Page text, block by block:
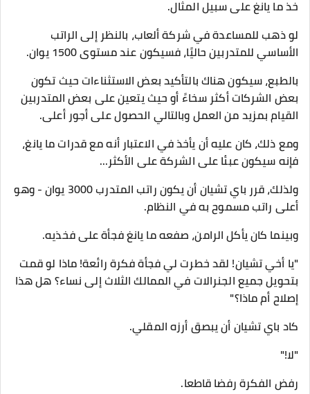
خذ ما يانغ على سبيل المثال.
لو ذهب للمساعدة في شركة ألعاب، بالنظر إلى الراتب
الأساسي للمتدربين حاليًا، فسيكون عند مستوى 1500 يوان.
بالطبع، سيكون هناك بالتأكيد بعض الاستثناءات حيث تكون
بعض الشركات أكثر سخاءً أو حيث يتعين على بعض المتدربين
القيام بمزيد من العمل وبالتالي الحصول على أجور أعلى.
ومع ذلك، كان عليه أن يأخذ في الاعتبار أنه مع قدرات ما يانغ،
فإنه سيكون عبئا على الشركة على الأكثر...
ولذلك، قرر باي تشيان أن يكون راتب المتدرب 3000 يوان - وهو
أعلى راتب مسموح به في النظام.
وبينما كان يأكل الرامن، صفعه ما يانغ فجأة على فخذيه.
"يا أخي تشيان! لقد خطرت لي فجأة فكرة رائعة! ماذا لو قمت
بتحويل جميع الجنرالات في الممالك الثلاث إلى نساء؟ هل هذا
إصلاح أم ماذا؟"
كاد باي تشيان أن يبصق أرزه المقلي.
"لا!"
رفض الفكرة رفضا قاطعا.